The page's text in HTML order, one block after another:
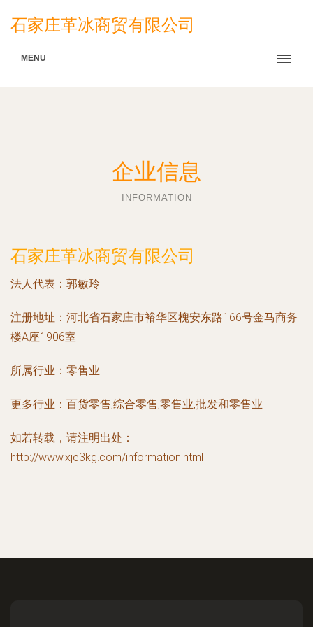
石家庄革冰商贸有限公司
MENU
企业信息
INFORMATION
石家庄革冰商贸有限公司
法人代表： 郭敏玲
注册地址： 河北省石家庄市裕华区槐安东路166号金马商务
楼A座1906室
所属行业： 零售业
更多行业： 百货零售,综合零售,零售业,批发和零售业
如若转载，请注明出处：
http://www.xje3kg.com/information.html